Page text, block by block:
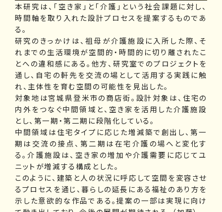
本研究は、「空き家」と「介護」という社会課題に対し、
時間軸を取り入れた設計プロセスを提案するものであ
る。
研究のきっかけは、祖母が介護施設に入所した際、そ
れまでの生活環境が空間的・時間的に切り離されたこ
とへの違和感にある。他方、研究室でのプロジェクトを
通し、自宅の軒先を交流の場として活用する実践に触
れ、主体性を育む空間の可能性を見出した。
対象地は宮城県登米市の商店街。設計対象は、住宅の
内外をつなぐ中間領域と、空き家を活用した介護施設
とし、第一期・第二期に段階化している。
中間領域は住宅タイプに応じた増減築で創出し、第一
期は交流の接点、第二期は在宅介護の場へと変化す
る。介護施設は、空き家の増加や介護需要に応じてユ
ニットが増減する構成とした。
このように、建築と人の状況に呼応して空間を変容させ
るプロセスを通じ、暮らしの延長にある福祉のあり方を
示した意欲的な作品である。提案の一部は実現に向け